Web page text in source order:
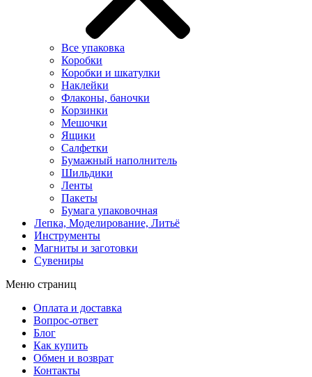
Все упаковка
Коробки
Коробки и шкатулки
Наклейки
Флаконы, баночки
Корзинки
Мешочки
Ящики
Салфетки
Бумажный наполнитель
Шильдики
Ленты
Пакеты
Бумага упаковочная
Лепка, Моделирование, Литьё
Инструменты
Магниты и заготовки
Сувениры
Меню страниц
Оплата и доставка
Вопрос-ответ
Блог
Как купить
Обмен и возврат
Контакты